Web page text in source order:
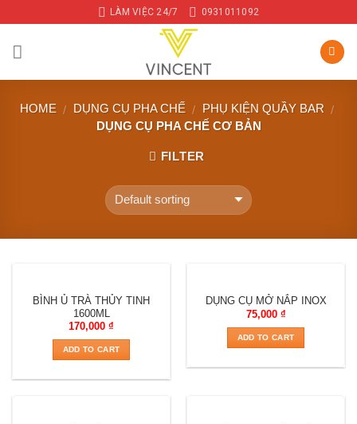
to
content
LÀM VIỆC 24/7 0931011092
HOME / DỤNG CỤ PHA CHẾ / PHỤ KIỆN QUẦY BAR /
DỤNG CỤ PHA CHẾ CƠ BẢN
FILTER
BÌNH Ủ TRÀ THỦY TINH
1600ML
170,000 ₫
ADD TO CART
DỤNG CỤ MỞ NẮP INOX
75,000 ₫
ADD TO CART